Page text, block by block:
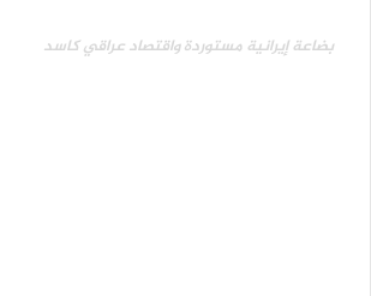
بضاعة إيرانية مستوردة واقتصاد عراقي كاسد